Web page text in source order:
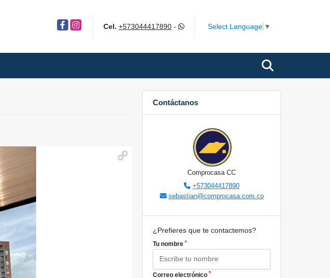
FacebookInstagram Cel. +573044417890- Select Language ▼
Contáctanos
Comprocasa CC
+573044417890
sebastian@comprocasa.com.co
¿Prefieres que te contactemos?
Tu nombre *
Correo electrónico *